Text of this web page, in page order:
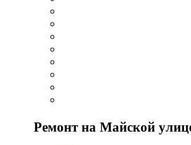
Ремонт на Майской